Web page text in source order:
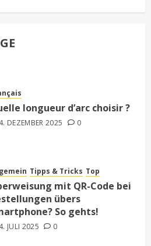
longueur d’arc choisir ?
4. DEZEMBER 2025 0
Tipps & Tricks Top
mit QR-Code bei
übers
So gehts!
4. JULI 2025 0